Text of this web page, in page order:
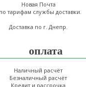
Новая Почта
тарифам службы доставки.
Доставка по г. Днепр.
оплата
Наличный расчёт
Безналичный расчёт
Кредит и рассрочка